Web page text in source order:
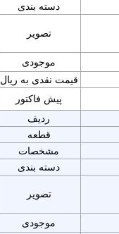
دسته بندی
تصویر
موجودی
قیمت نقدی به ریال
پیش فاکتور
ردیف
قطعه
مشخصات
دسته بندی
تصویر
موجودی